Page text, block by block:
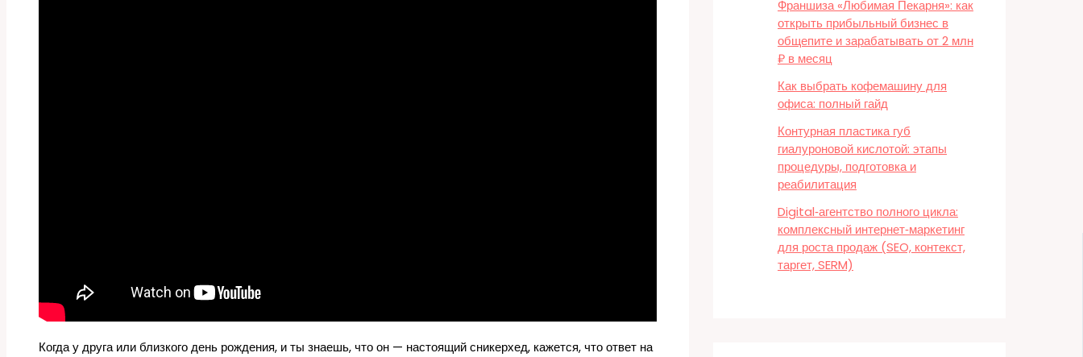
Когда у друга или близкого день рождения, и ты знаешь, что он — настоящий сникерхед, кажется, что ответ на
Франшиза «Любимая Пекарня»: как
открыть прибыльный бизнес в
общепите и зарабатывать от 2 млн
₽ в месяц
Как выбрать кофемашину для
офиса: полный гайд
Контурная пластика губ
гиалуроновой кислотой: этапы
процедуры, подготовка и
реабилитация
Digital‑агентство полного цикла:
комплексный интернет‑маркетинг
для роста продаж (SEO, контекст,
таргет, SERM)